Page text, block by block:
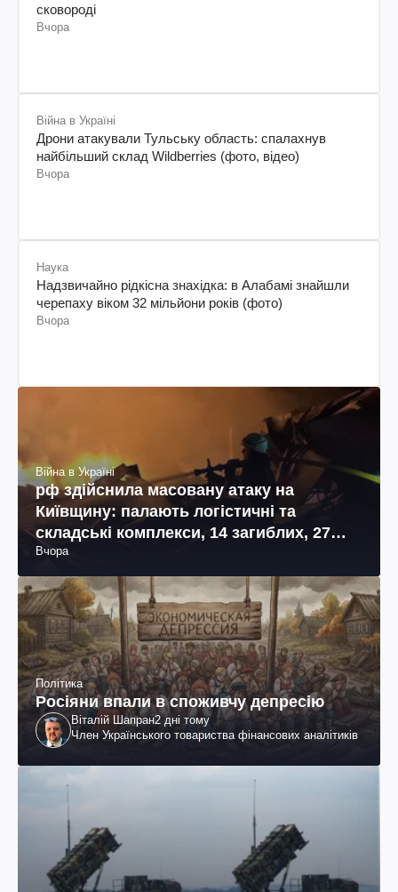
сковороді
Вчора
Війна в Україні
Дрони атакували Тульську область: спалахнув
найбільший склад Wildberries (фото, відео)
Вчора
Наука
Надзвичайно рідкісна знахідка: в Алабамі знайшли
черепаху віком 32 мільйони років (фото)
Вчора
Війна в Україні
рф здійснила масовану атаку на
Київщину: палають логістичні та
складські комплекси, 14 загиблих, 27
поранених (фото, відео)
Вчора
Політика
Росіяни впали в споживчу депресію
Віталій Шапран2 дні тому
Член Українського товариства фінансових аналітиків